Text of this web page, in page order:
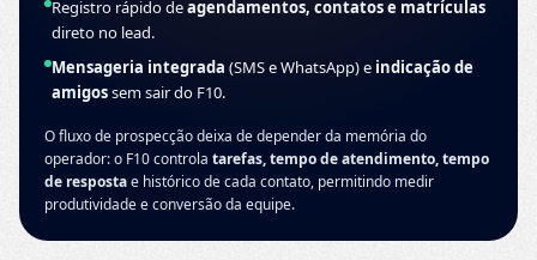
Registro rápido deagendamentos, contatos e matrículas
direto no lead.
Mensageria integrada (SMS e WhatsApp) e indicação de
amigossem sair do F10.
O fluxo de prospecção deixa de depender da memória do
operador: o F10 controla tarefas, tempo de atendimento, tempo
de respostae histórico de cada contato, permitindo medir
produtividade e conversão da equipe.